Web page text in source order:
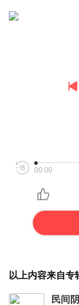
00:00
以上内容来自专
民间